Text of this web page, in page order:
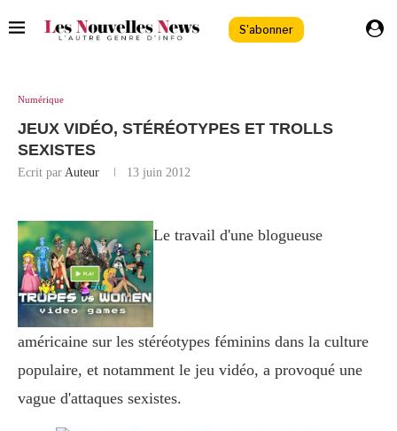
S'abonner
Numérique
JEUX VIDÉO, STÉRÉOTYPES ET TROLLS
SEXISTES
Ecrit par Auteur 13 juin 2012
Le travail d'une blogueuse
américaine sur les stéréotypes féminins dans la culture
populaire, et notamment le jeu vidéo, a provoqué une
vague d'attaques sexistes.